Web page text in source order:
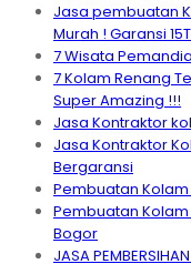
Jasa pembuatan
Murah ! Garansi
7 Wisata
7 Kolam Renang
Super Amazing !!!
Jasa Kontraktor
Jasa Kontraktor
Bergaransi
Pembuatan Kolam
Pembuatan
Bogor
JASA